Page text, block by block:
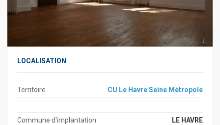
LOCALISATION
Territoire CU Le Havre Seine Métropole
Commune d'implantation
LE HAVRE